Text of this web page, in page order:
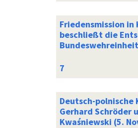
Friedensmission
beschließt die
Deutsch-polnische
Gerhard Schröder
Kwaśniewski (5.